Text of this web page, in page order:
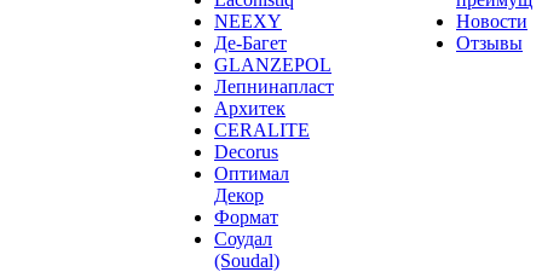
NEEXY
Де-Багет
GLANZEPOL
Лепнинапласт
Архитек
CERALITE
Decorus
Оптимал
Декор
Формат
Соудал
(Soudal)
Новости
Отзывы